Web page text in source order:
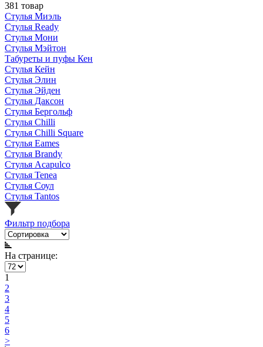
381 товар
Стулья Миэль
Стулья Ready
Стулья Мони
Стулья Мэйтон
Табуреты и пуфы Кен
Стулья Кейн
Стулья Элин
Стулья Эйден
Стулья Даксон
Стулья Бергольф
Стулья Chilli
Стулья Chilli Square
Стулья Eames
Стулья Brandy
Стулья Acapulco
Стулья Tenea
Стулья Соул
Стулья Tantos
Фильтр подбора
На странице:
1
2
3
4
5
6
>